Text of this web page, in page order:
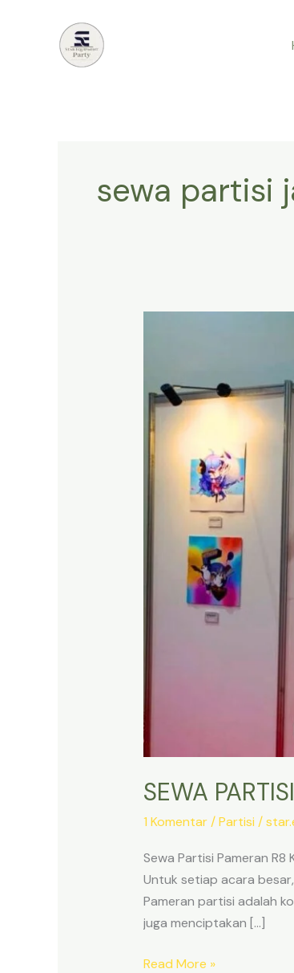
sewa partisi
SEWA
1 Komentar /Partisi /
Sewa Partisi Pameran
Untuk setiap acara
Pameran partisi adalah
juga menciptakan […]
SEWA
Read More »